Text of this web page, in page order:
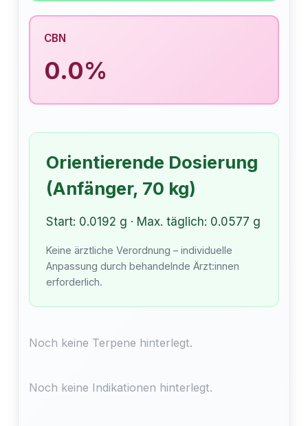
CBN
0.0%
Orientierende Dosierung
(Anfänger, 70 kg)
Start: 0.0192 g · Max. täglich: 0.0577 g
Keine ärztliche Verordnung – individuelle
Anpassung durch behandelnde Ärzt:innen
erforderlich.
Noch keine Terpene hinterlegt.
Noch keine Indikationen hinterlegt.